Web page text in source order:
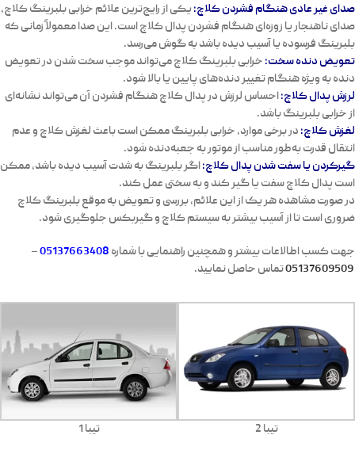
صدای غیر عادی هنگام فشردن کلاچ: یکی از رایج‌ترین علائم خرابی بلبرینگ کلاچ،
صدای ناهنجار یا زوزه‌ای هنگام فشردن پدال کلاچ است. این صدا معمولاً زمانی که
بلبرینگ فرسوده یا آسیب دیده باشد به گوش می‌رسد.
تعویض دنده سخت: خرابی بلبرینگ کلاچ می‌تواند موجب سخت شدن در تعویض
دنده به ویژه هنگام تغییر دنده‌های پایین یا بالا شود.
لرزش پدال کلاچ:احساس لرزش در پدال کلاچ هنگام فشردن آن می‌تواند نشانه‌ای
از خرابی بلبرینگ باشد.
لغزش کلاچ: در برخی موارد، خرابی بلبرینگ ممکن است باعث لغزش کلاچ و عدم
انتقال قدرت به‌طور مناسب از موتور به جعبه‌دنده شود.
گیرکردن یا سفت شدن پدال کلاچ:اگر بلبرینگ به شدت آسیب دیده باشد، ممکن
است پدال کلاچ سفت یا گیر کند و به سختی عمل کند.
در صورت مشاهده هر یک از این علائم، بررسی و تعویض به موقع بلبرینگ کلاچ
ضروری است تا از آسیب بیشتر به سیستم کلاچ و گیربکس جلوگیری شود.
جهت کسب اطالاعات بیشتر و همچنین راهنمایی با شماره 05137663408
–
05137609509تماس حاصل نمایید.
تیبا 2 تیبا 1